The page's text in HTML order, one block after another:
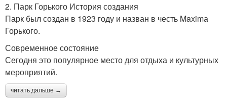
2. Парк Горького История создания
Парк был создан в 1923 году и назван в честь Maximа
Горького.
Современное состояние
Сегодня это популярное место для отдыха и культурных
мероприятий.
читать дальше →